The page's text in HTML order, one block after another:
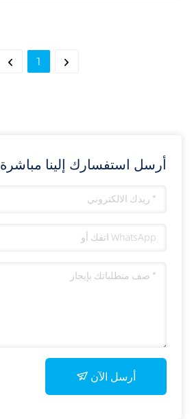
1
أرسل استفسارك إلينا مباشرة
أرسل الآن